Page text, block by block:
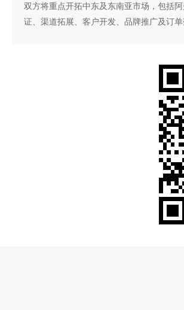
双方将重点开拓中东及东南亚市场，包括
证、渠道拓展、客户开发、品牌推广及订单